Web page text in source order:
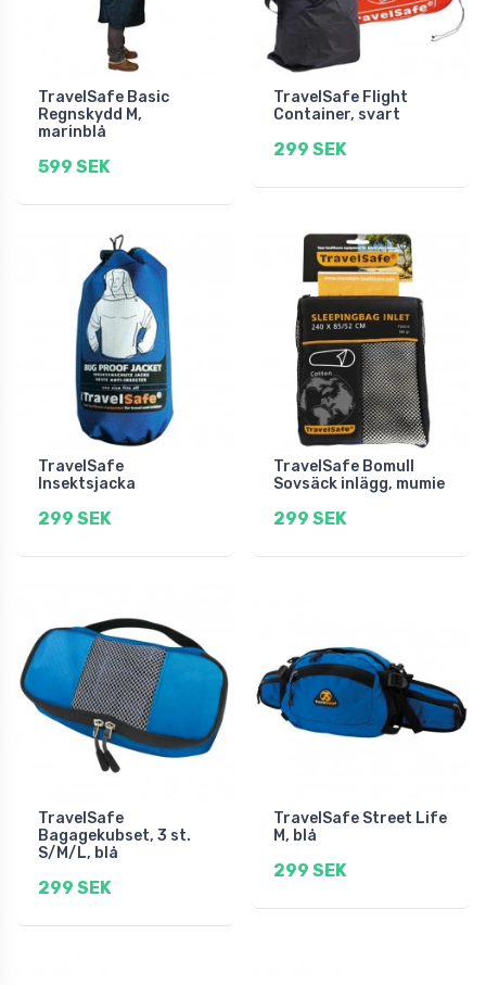
TravelSafe Basic
Regnskydd M,
marinblå
599 SEK
TravelSafe Flight
Container, svart
299 SEK
TravelSafe
Insektsjacka
299 SEK
TravelSafe Bomull
Sovsäck inlägg, mumie
299 SEK
TravelSafe
Bagagekubset, 3 st.
S/M/L, blå
299 SEK
TravelSafe Street Life
M, blå
299 SEK